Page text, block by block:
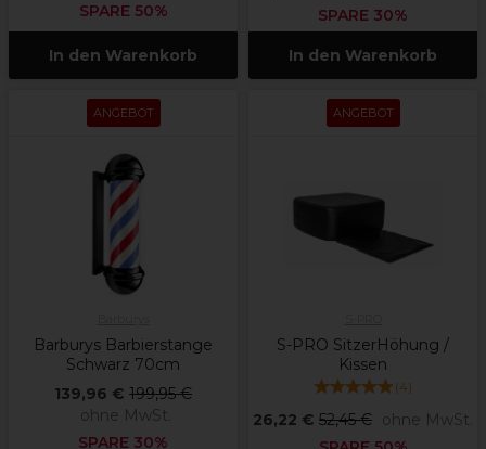
SPARE 50%
In den Warenkorb
SPARE 30%
In den Warenkorb
ANGEBOT
Barburys Barbierstange
Schwarz 70cm
139,96 € 199,95 €
ohne MwSt.
SPARE 30%
ANGEBOT
S-PRO SitzerHöhung /
Kissen
(4)
26,22 € 52,45 € ohne MwSt.